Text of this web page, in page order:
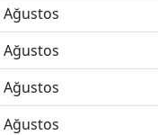
Ağustos
Ağustos
Ağustos
Ağustos